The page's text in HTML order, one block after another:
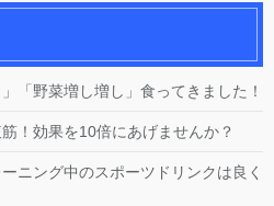
「野菜増し増し」食ってきました！
！効果を10倍にあげませんか？
ニング中のスポーツドリンクは良く